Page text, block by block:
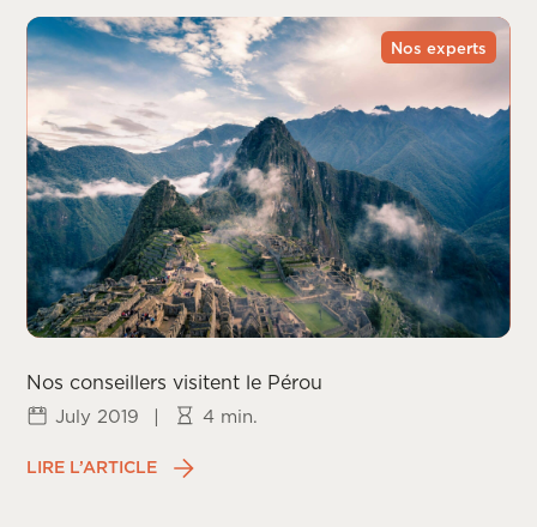
Nos experts
Nos conseillers visitent le Pérou
July 2019 | 4 min.
LIRE L’ARTICLE